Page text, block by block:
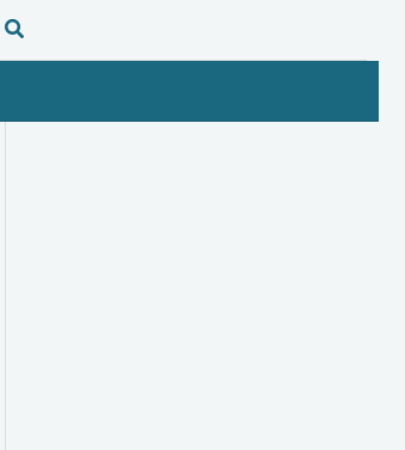
Søg